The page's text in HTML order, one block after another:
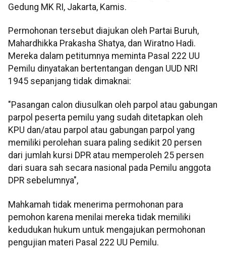
Gedung MK RI, Jakarta, Kamis.
Permohonan tersebut diajukan oleh Partai Buruh,
Mahardhikka Prakasha Shatya, dan Wiratno Hadi.
Mereka dalam petitumnya meminta Pasal 222 UU
Pemilu dinyatakan bertentangan dengan UUD NRI
1945 sepanjang tidak dimaknai:
"Pasangan calon diusulkan oleh parpol atau gabungan
parpol peserta pemilu yang sudah ditetapkan oleh
KPU dan/atau parpol atau gabungan parpol yang
memiliki perolehan suara paling sedikit 20 persen
dari jumlah kursi DPR atau memperoleh 25 persen
dari suara sah secara nasional pada Pemilu anggota
DPR sebelumnya",
Mahkamah tidak menerima permohonan para
pemohon karena menilai mereka tidak memiliki
kedudukan hukum untuk mengajukan permohonan
pengujian materi Pasal 222 UU Pemilu.